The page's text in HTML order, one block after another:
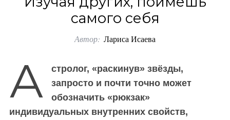
o
самого себя
Автор: Лариса Исаева
А
стролог, «раскинув» звёзды,
запросто и почти точно может
обозначить «рюкзак»
индивидуальных внутренних свойств,